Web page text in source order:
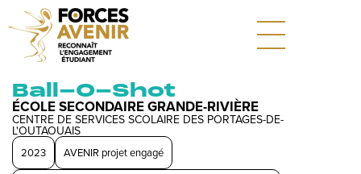
Ball-O-Shot
ÉCOLE SECONDAIRE GRANDE-RIVIÈRE
CENTRE DE SERVICES SCOLAIRE DES PORTAGES-DE-
L'OUTAOUAIS
2023 AVENIR projet engagé